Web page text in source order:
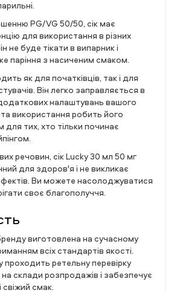
PG/VG 50/50, сік має
для використання в різних
не буде тікати в випарник і
паріння з насиченим смаком.
як для початківців, так і для
Він легко заправляється в
налаштувань вашого
використання робить його
для тих, хто тільки починає
речовин, сік Lucky 30 мл 50 мг
для здоров'я і не викликає
Ви можете насолоджуватися
своє благополуччя.
виготовлена на сучасному
всіх стандартів якості.
ретельну перевірку
склади розпродажів і забезпечує
свіжий смак.